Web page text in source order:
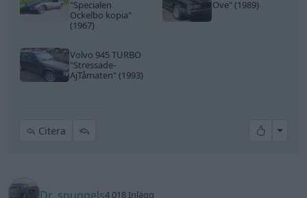
"Specialen
Ockelbo kopia"
(1967)
Ove"(1989)
Volvo 945 TURBO
"Stressade-
AjTåmaten"(1993)
Citera All
4 018 Inlägg